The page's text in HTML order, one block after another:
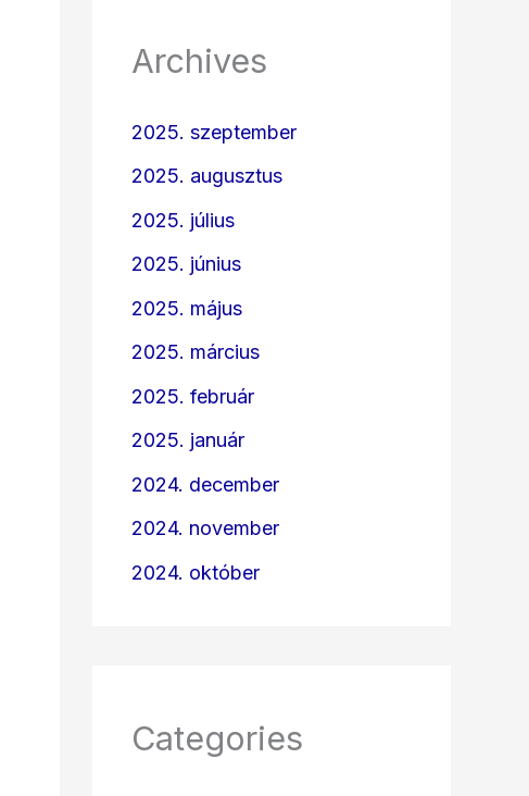
Archives
2025. szeptember
2025. augusztus
2025. július
2025. június
2025. május
2025. március
2025. február
2025. január
2024. december
2024. november
2024. október
Categories